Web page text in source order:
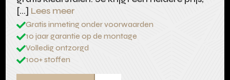
[…] Lees meer
Gratis inmeting onder voorwaarden
10 jaar garantie op de montage
Volledig ontzorgd
100+ stoffen